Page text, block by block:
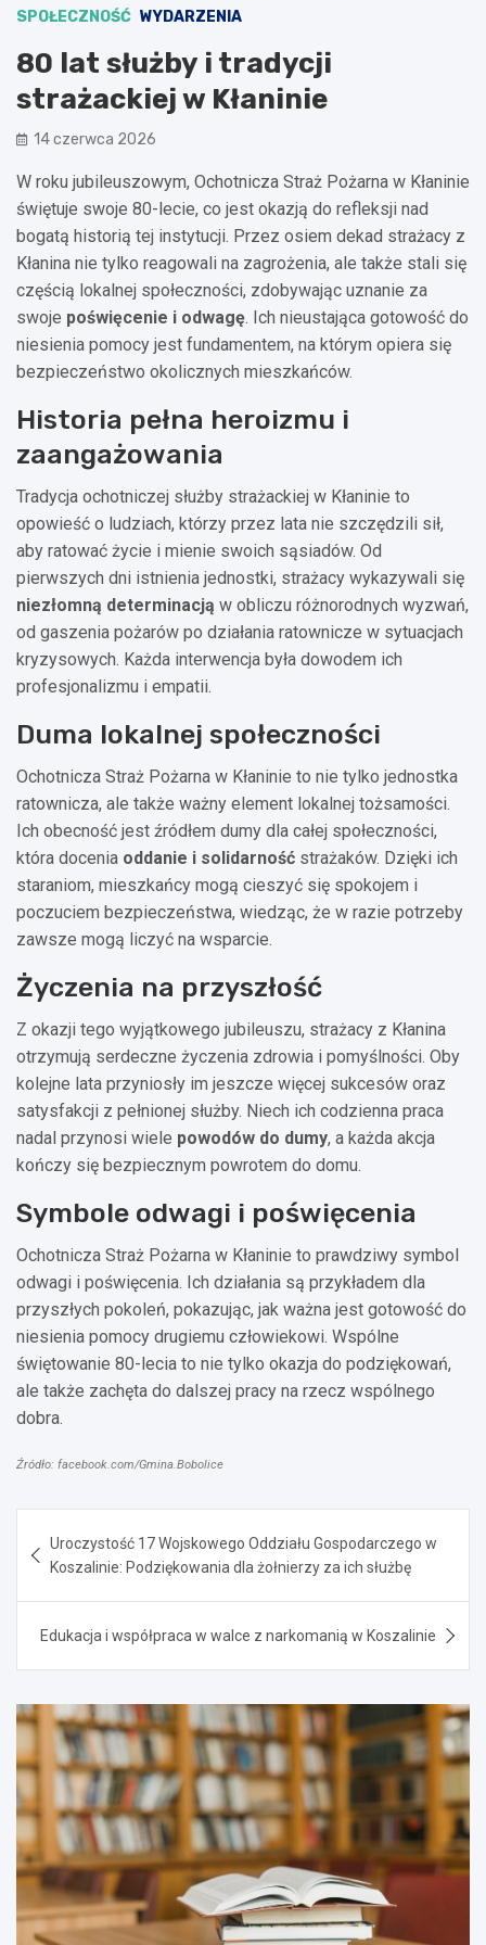
SPOŁECZNOŚĆ WYDARZENIA
80 lat służby i tradycji
strażackiej w Kłaninie
14 czerwca 2026
W roku jubileuszowym, Ochotnicza Straż Pożarna w Kłaninie
świętuje swoje 80-lecie, co jest okazją do refleksji nad
bogatą historią tej instytucji. Przez osiem dekad strażacy z
Kłanina nie tylko reagowali na zagrożenia, ale także stali się
częścią lokalnej społeczności, zdobywając uznanie za
swoje poświęcenie i odwagę. Ich nieustająca gotowość do
niesienia pomocy jest fundamentem, na którym opiera się
bezpieczeństwo okolicznych mieszkańców.
Historia pełna heroizmu i
zaangażowania
Tradycja ochotniczej służby strażackiej w Kłaninie to
opowieść o ludziach, którzy przez lata nie szczędzili sił,
aby ratować życie i mienie swoich sąsiadów. Od
pierwszych dni istnienia jednostki, strażacy wykazywali się
niezłomną determinacją w obliczu różnorodnych wyzwań,
od gaszenia pożarów po działania ratownicze w sytuacjach
kryzysowych. Każda interwencja była dowodem ich
profesjonalizmu i empatii.
Duma lokalnej społeczności
Ochotnicza Straż Pożarna w Kłaninie to nie tylko jednostka
ratownicza, ale także ważny element lokalnej tożsamości.
Ich obecność jest źródłem dumy dla całej społeczności,
która docenia oddanie i solidarność strażaków. Dzięki ich
staraniom, mieszkańcy mogą cieszyć się spokojem i
poczuciem bezpieczeństwa, wiedząc, że w razie potrzeby
zawsze mogą liczyć na wsparcie.
Życzenia na przyszłość
Z okazji tego wyjątkowego jubileuszu, strażacy z Kłanina
otrzymują serdeczne życzenia zdrowia i pomyślności. Oby
kolejne lata przyniosły im jeszcze więcej sukcesów oraz
satysfakcji z pełnionej służby. Niech ich codzienna praca
nadal przynosi wiele powodów do dumy, a każda akcja
kończy się bezpiecznym powrotem do domu.
Symbole odwagi i poświęcenia
Ochotnicza Straż Pożarna w Kłaninie to prawdziwy symbol
odwagi i poświęcenia. Ich działania są przykładem dla
przyszłych pokoleń, pokazując, jak ważna jest gotowość do
niesienia pomocy drugiemu człowiekowi. Wspólne
świętowanie 80-lecia to nie tylko okazja do podziękowań,
ale także zachęta do dalszej pracy na rzecz wspólnego
dobra.
Źródło: facebook.com/Gmina.Bobolice
wpisu
Uroczystość 17 Wojskowego Oddziału Gospodarczego w
Koszalinie: Podziękowania dla żołnierzy za ich służbę
Edukacja i współpraca w walce z narkomanią w Koszalinie